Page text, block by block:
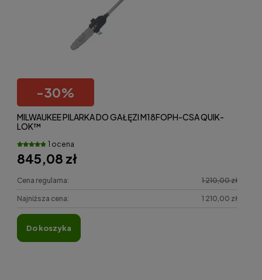
-30%
MILWAUKEE PILARKA DO GAŁĘZI M18FOPH-CSA QUIK-
LOK™
1 ocena
845,08 zł
Cena regularna: 1 210,00 zł
Najniższa cena: 1 210,00 zł
do koszyka